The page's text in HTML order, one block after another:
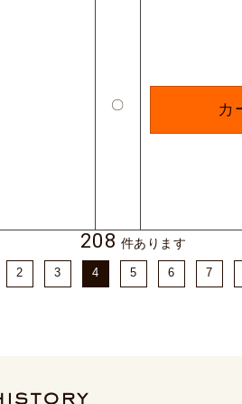
〇 カ
208 件あります
2 3 4 5 6 7